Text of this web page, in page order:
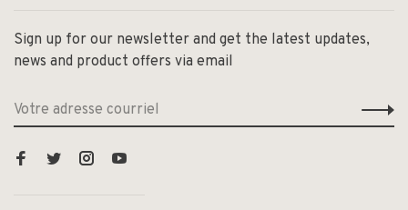
Sign up for our newsletter and get the latest updates,
news and product offers via email